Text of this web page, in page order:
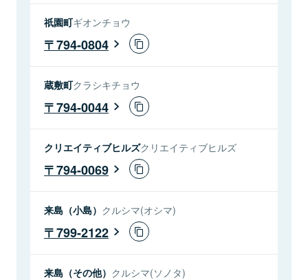
祇園町ギオンチョウ
794-0804
蔵敷町クラシキチョウ
794-0044
クリエイティブヒルズクリエイティブヒルズ
794-0069
来島（小島） クルシマ(オシマ)
799-2122
来島（その他） クルシマ(ソノタ)